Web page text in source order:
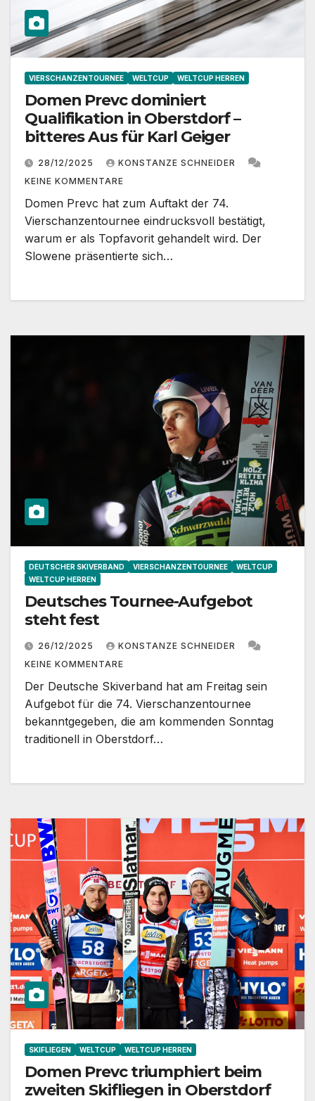
VIERSCHANZENTOURNEE WELTCUP WELTCUP HERREN
Domen Prevc dominiert
Qualifikation in Oberstdorf –
bitteres Aus für Karl Geiger
28/12/2025
KONSTANZE SCHNEIDER
KEINE KOMMENTARE
Domen Prevc hat zum Auftakt der 74.
Vierschanzentournee eindrucksvoll bestätigt,
warum er als Topfavorit gehandelt wird. Der
Slowene präsentierte sich…
DEUTSCHER SKIVERBAND VIERSCHANZENTOURNEE
WELTCUP
WELTCUP HERREN
Deutsches Tournee-Aufgebot
steht fest
26/12/2025
KONSTANZE SCHNEIDER
KEINE KOMMENTARE
Der Deutsche Skiverband hat am Freitag sein
Aufgebot für die 74. Vierschanzentournee
bekanntgegeben, die am kommenden Sonntag
traditionell in Oberstdorf…
SKIFLIEGEN WELTCUP WELTCUP HERREN
Domen Prevc triumphiert beim
zweiten Skifliegen in Oberstdorf